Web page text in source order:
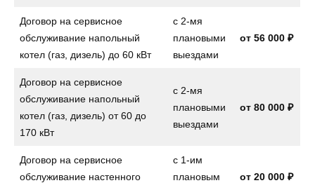
Договор на сервисное
обслуживание напольный
котел (газ, дизель) до 60 кВт
с 2-мя
плановыми
выездами
от 56 000 ₽
Договор на сервисное
обслуживание напольный
котел (газ, дизель) от 60 до
170 кВт
с 2-мя
плановыми
выездами
от 80 000 ₽
Договор на сервисное
обслуживание настенного
с 1-им
плановым
от 20 000 ₽